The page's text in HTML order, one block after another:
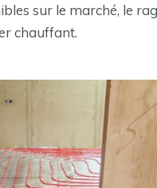
sur le marché, le
chauffant.